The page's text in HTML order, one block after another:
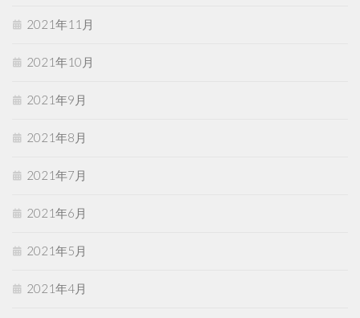
2021年11月
2021年10月
2021年9月
2021年8月
2021年7月
2021年6月
2021年5月
2021年4月